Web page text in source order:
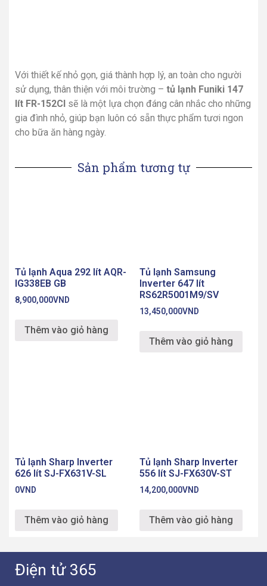
Với thiết kế nhỏ gọn, giá thành hợp lý, an toàn cho người
sử dụng, thân thiện với môi trường – tủ lạnh Funiki 147
lít FR-152CI sẽ là một lựa chọn đáng cân nhắc cho những
gia đình nhỏ, giúp bạn luôn có sẵn thực phẩm tươi ngon
cho bữa ăn hàng ngày.
Sản phẩm tương tự
Tủ lạnh Aqua 292 lít AQR-
IG338EB GB
8,900,000VND
Thêm vào giỏ hàng
Tủ lạnh Samsung
Inverter 647 lít
RS62R5001M9/SV
13,450,000VND
Thêm vào giỏ hàng
Tủ lạnh Sharp Inverter
626 lít SJ-FX631V-SL
0VND
Thêm vào giỏ hàng
Tủ lạnh Sharp Inverter
556 lít SJ-FX630V-ST
14,200,000VND
Thêm vào giỏ hàng
Điện tử 365